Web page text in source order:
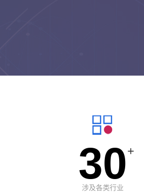
30+
涉及各类行业